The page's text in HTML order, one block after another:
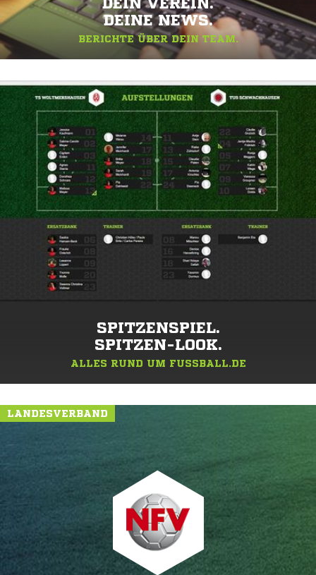
DEIN VEREIN.
DEINE NEWS.
BERICHTE ÜBER DEIN TEAM.
SPITZENSPIEL.
SPITZEN-LOOK.
ALLES RUND UM FUSSBALL.DE
LANDESVERBAND